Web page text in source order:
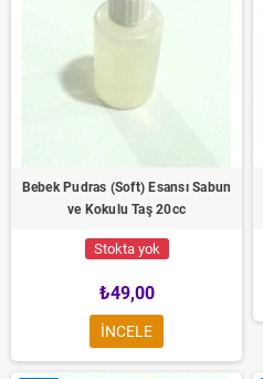
Bebek Pudras (Soft) Esansı Sabun
ve Kokulu Taş 20cc
Stokta yok
₺49,00
INCELE